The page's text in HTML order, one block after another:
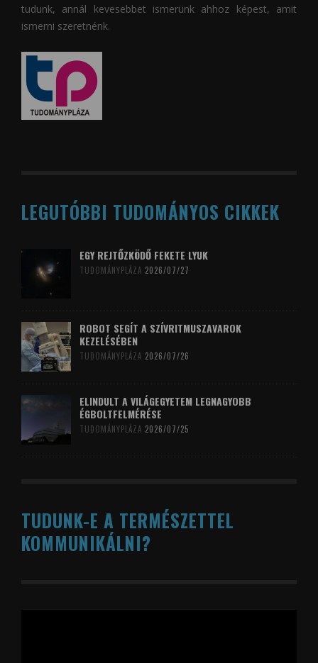
tudunk, annál kevesebbet ismerünk ahhoz képest, amit
ismerni szeretnénk.
LEGUTÓBBI TUDOMÁNYOS CIKKEK
EGY REJTŐZKÖDŐ FEKETE LYUK
TUDOMÁNYPLÁZA 2026/07/27
ROBOT SEGÍT A SZÍVRITMUSZAVAROK
KEZELÉSÉBEN
TUDOMÁNYPLÁZA 2026/07/26
ELINDULT A VILÁGEGYETEM LEGNAGYOBB
ÉGBOLTFELMÉRÉSE
TUDOMÁNYPLÁZA 2026/07/25
TUDUNK-E A TERMÉSZETTEL
KOMMUNIKÁLNI?